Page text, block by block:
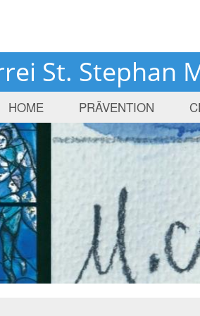
St. Stephan
HOME PRÄVENTION